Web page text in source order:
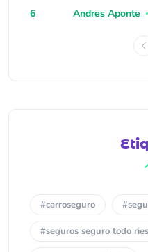
2026
Andres Aponte
#carroseguro
#seguros seguro todo